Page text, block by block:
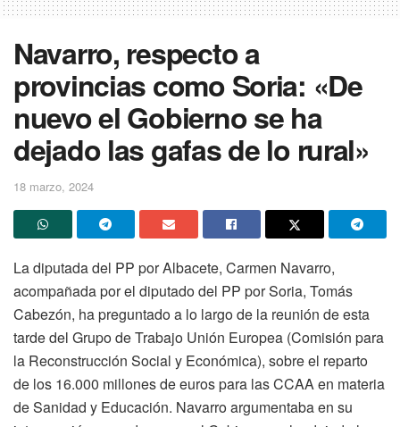
Navarro, respecto a
provincias como Soria: «De
nuevo el Gobierno se ha
dejado las gafas de lo rural»
18 marzo, 2024
La diputada del PP por Albacete, Carmen Navarro,
acompañada por el diputado del PP por Soria, Tomás
Cabezón, ha preguntado a lo largo de la reunión de esta
tarde del Grupo de Trabajo Unión Europea (Comisión para
la Reconstrucción Social y Económica), sobre el reparto
de los 16.000 millones de euros para las CCAA en materia
de Sanidad y Educación. Navarro argumentaba en su